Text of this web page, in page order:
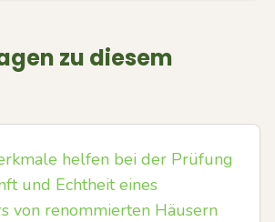
zu diesem
helfen bei der Prüfung
und Echtheit eines
von renommierten Häusern